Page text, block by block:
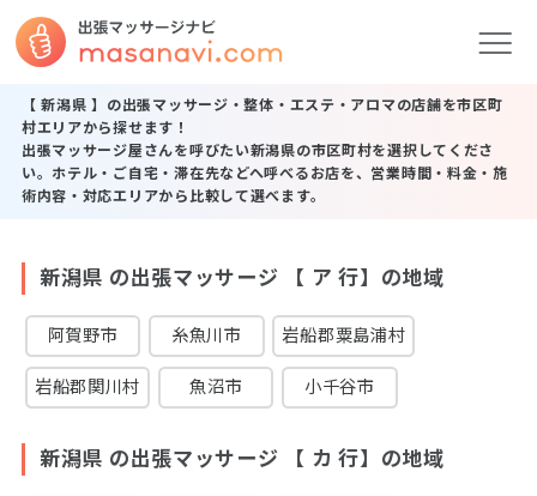
【 新潟県 】の出張マッサージ・整体・エステ・アロマの店舗を市区町
村エリアから探せます！
出張マッサージ屋さんを呼びたい新潟県の市区町村を選択してくださ
い。ホテル・ご自宅・滞在先などへ呼べるお店を、営業時間・料金・施
術内容・対応エリアから比較して選べます。
新潟県 の出張マッサージ 【 ア 行】の地域
阿賀野市 糸魚川市 岩船郡粟島浦村
岩船郡関川村 魚沼市 小千谷市
新潟県 の出張マッサージ 【 カ 行】の地域